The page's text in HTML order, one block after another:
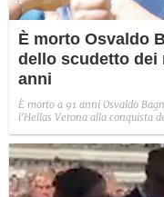
È morto Osvaldo
dello scudetto dei
anni
È morto a 91 anni Osvaldo
l'Hellas Verona alla conquista